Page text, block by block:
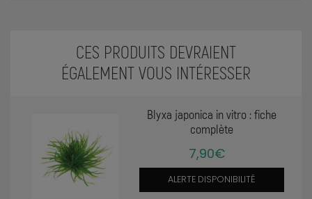
CES PRODUITS DEVRAIENT
ÉGALEMENT VOUS INTÉRESSER
Blyxa japonica in vitro : fiche
complète
7,90€
ALERTE DISPONIBILITÉ